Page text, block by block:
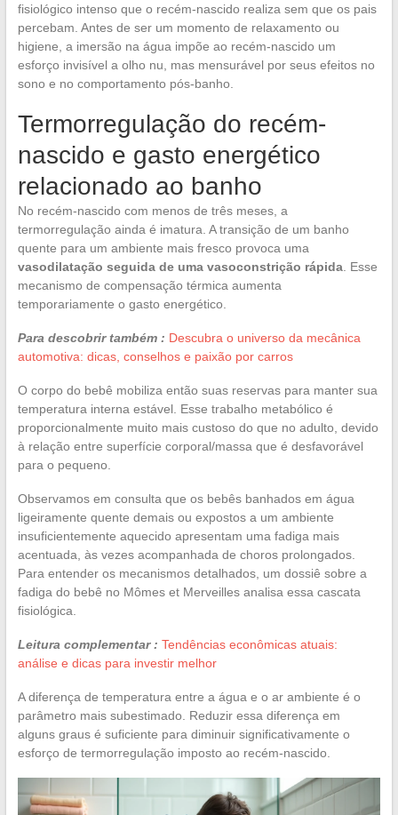
fisiológico intenso que o recém-nascido realiza sem que os pais
percebam. Antes de ser um momento de relaxamento ou
higiene, a imersão na água impõe ao recém-nascido um
esforço invisível a olho nu, mas mensurável por seus efeitos no
sono e no comportamento pós-banho.
Termorregulação do recém-
nascido e gasto energético
relacionado ao banho
No recém-nascido com menos de três meses, a
termorregulação ainda é imatura. A transição de um banho
quente para um ambiente mais fresco provoca uma
vasodilatação seguida de uma vasoconstrição rápida. Esse
mecanismo de compensação térmica aumenta
temporariamente o gasto energético.
Para descobrir também : Descubra o universo da mecânica
automotiva: dicas, conselhos e paixão por carros
O corpo do bebê mobiliza então suas reservas para manter sua
temperatura interna estável. Esse trabalho metabólico é
proporcionalmente muito mais custoso do que no adulto, devido
à relação entre superfície corporal/massa que é desfavorável
para o pequeno.
Observamos em consulta que os bebês banhados em água
ligeiramente quente demais ou expostos a um ambiente
insuficientemente aquecido apresentam uma fadiga mais
acentuada, às vezes acompanhada de choros prolongados.
Para entender os mecanismos detalhados, um dossiê sobre a
fadiga do bebê no Mômes et Merveilles analisa essa cascata
fisiológica.
Leitura complementar : Tendências econômicas atuais:
análise e dicas para investir melhor
A diferença de temperatura entre a água e o ar ambiente é o
parâmetro mais subestimado. Reduzir essa diferença em
alguns graus é suficiente para diminuir significativamente o
esforço de termorregulação imposto ao recém-nascido.